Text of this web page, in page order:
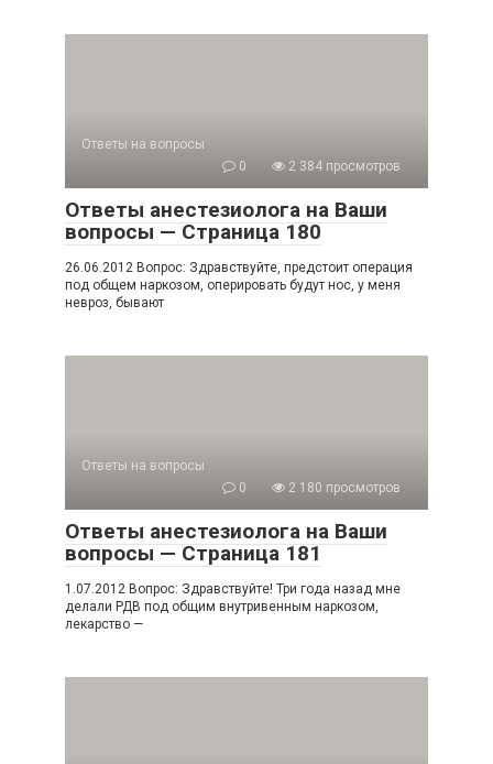
Ответы на вопросы
0
2 384 просмотров
Ответы анестезиолога на Ваши
вопросы — Страница 180
26.06.2012 Вопрос: Здравствуйте, предстоит операция
под общем наркозом, оперировать будут нос, у меня
невроз, бывают
Ответы на вопросы
0
2 180 просмотров
Ответы анестезиолога на Ваши
вопросы — Страница 181
1.07.2012 Вопрос: Здравствуйте! Три года назад мне
делали РДВ под общим внутривенным наркозом,
лекарство —